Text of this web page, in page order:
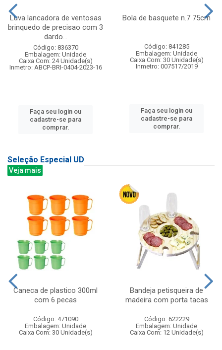
Luva lancadora de ventosas
brinquedo de precisao com 3
dardo...
Código: 836370
Embalagem: Unidade
Caixa Com: 24 Unidade(s)
Inmetro: ABCP-BRI-0404-2023-16
Faça seu login ou
cadastre-se para
comprar.
Bola de basquete n.7 75cm
Código: 841285
Embalagem: Unidade
Caixa Com: 30 Unidade(s)
Inmetro: 007517/2019
Faça seu login ou
cadastre-se para
comprar.
Seleção Especial UD
Veja mais
Caneca de plastico 300ml
com 6 pecas
Código: 471090
Embalagem: Unidade
Caixa Com: 30 Unidade(s)
Bandeja petisqueira de
madeira com porta tacas
Código: 622229
Embalagem: Unidade
Caixa Com: 12 Unidade(s)